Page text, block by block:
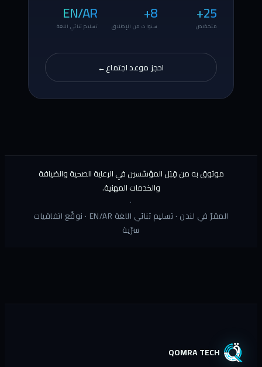
25+
متخصّص
8+
سنوات من الإطلاق
EN/AR
تسليم ثنائي اللغة
احجز موعد اجتماع→
موثوق به من قِبَل المؤسّسين في الرعاية الصحية والضيافة
والخدمات المهنية.
·
المقرّ في لندن · تسليم ثنائي اللغة EN/AR · نوقّع اتفاقيات
سرّية
QOMRA TECH